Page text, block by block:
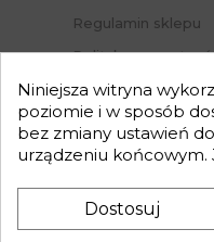
Regulamin sklepu
Polityka
Mapa strony
Nasz Blog
Słownik pojęć
Zwroty
Niniejsza witryna
poziomie i w sposób
bez zmiany ustawień
urządzeniu końcowym.
Dostosuj